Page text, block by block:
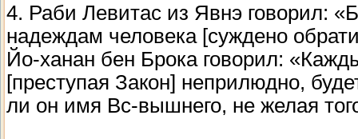
4. Раби Левитас из Явнэ говорил:
надеждам человека [суждено
Йо-ханан бен Брока говорил:
[преступая Закон] неприлюдно,
ли он имя Вс-вышнего, не желая